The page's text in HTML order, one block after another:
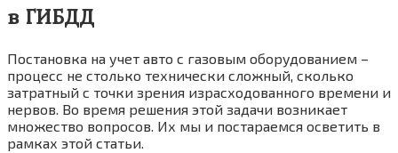
в ГИБДД
Постановка на учет авто с газовым оборудованием –
процесс не столько технически сложный, сколько
затратный с точки зрения израсходованного времени и
нервов. Во время решения этой задачи возникает
множество вопросов. Их мы и постараемся осветить в
рамках этой статьи.